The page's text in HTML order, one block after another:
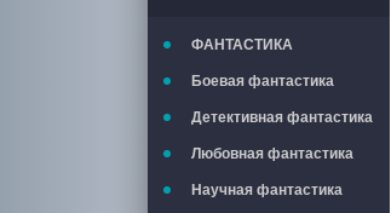
ФАНТАСТИКА
Боевая фантастика
Детективная фантастика
Любовная фантастика
Научная фантастика